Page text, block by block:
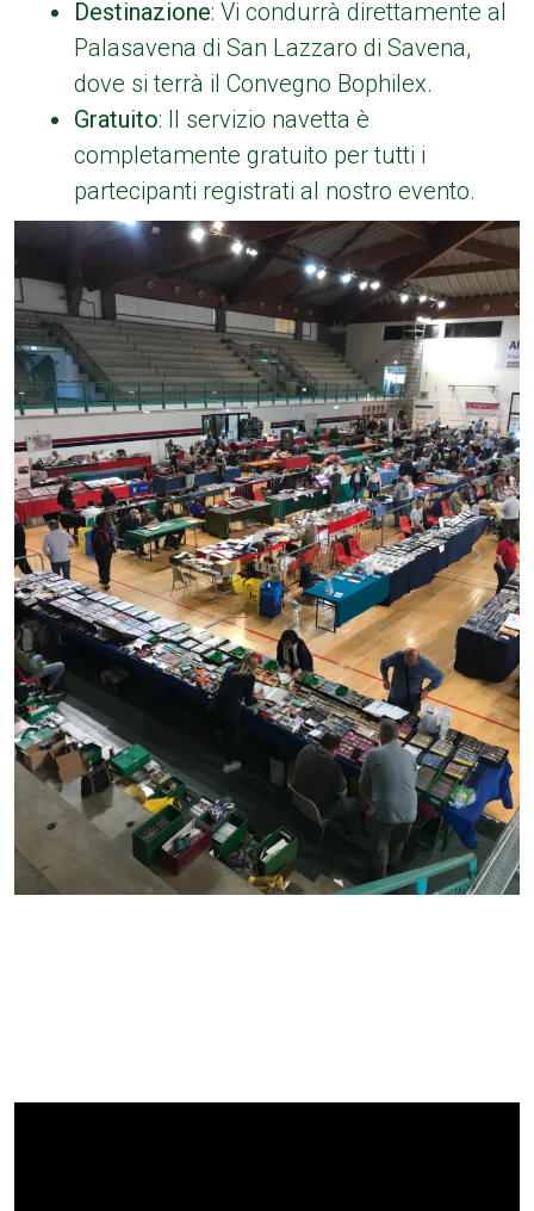
Destinazione: Vi condurrà direttamente al
Palasavena di San Lazzaro di Savena,
dove si terrà il Convegno Bophilex.
Gratuito: Il servizio navetta è
completamente gratuito per tutti i
partecipanti registrati al nostro evento.